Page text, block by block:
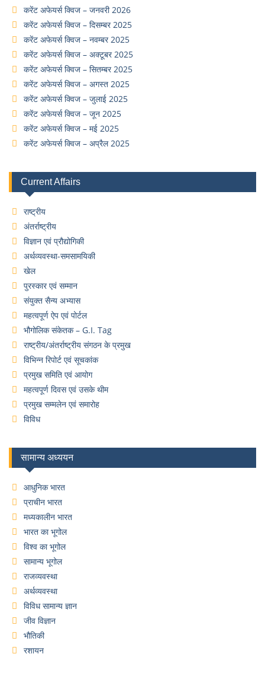
करेंट अफेयर्स क्विज – जनवरी 2026
करेंट अफेयर्स क्विज – दिसम्बर 2025
करेंट अफेयर्स क्विज – नवम्बर 2025
करेंट अफेयर्स क्विज – अक्टूबर 2025
करेंट अफेयर्स क्विज – सितम्बर 2025
करेंट अफेयर्स क्विज – अगस्त 2025
करेंट अफेयर्स क्विज – जुलाई 2025
करेंट अफेयर्स क्विज – जून 2025
करेंट अफेयर्स क्विज – मई 2025
करेंट अफेयर्स क्विज – अप्रैल 2025
Current Affairs
राष्ट्रीय
अंतर्राष्ट्रीय
विज्ञान एवं प्रौद्योगिकी
अर्थव्यवस्था-समसामयिकी
खेल
पुरस्कार एवं सम्मान
संयुक्त सैन्य अभ्यास
महत्वपूर्ण ऐप एवं पोर्टल
भौगोलिक संकेतक – G.I. Tag
राष्ट्रीय/अंतर्राष्ट्रीय संगठन के प्रमुख
विभिन्न रिपोर्ट एवं सूचकांक
प्रमुख समिति एवं आयोग
महत्वपूर्ण दिवस एवं उसके थीम
प्रमुख सम्मलेन एवं समारोह
विविध
सामान्य अध्ययन
आधुनिक भारत
प्राचीन भारत
मध्यकालीन भारत
भारत का भूगोल
विश्व का भूगोल
सामान्य भूगोल
राजव्यवस्था
अर्थव्यवस्था
विविध सामान्य ज्ञान
जीव विज्ञान
भौतिकी
रशायन